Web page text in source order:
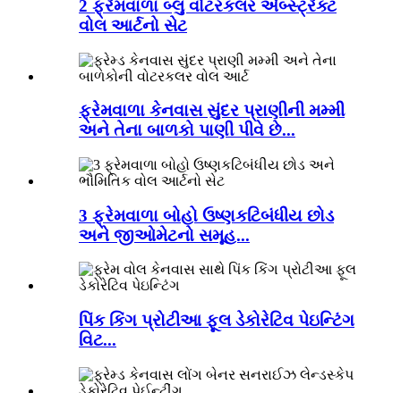
2 ફ્રેમવાળા બ્લુ વોટરકલર એબ્સ્ટ્રેક્ટ
વોલ આર્ટનો સેટ
ફ્રેમવાળા કેનવાસ સુંદર પ્રાણીની મમ્મી
અને તેના બાળકો પાણી પીવે છે...
3 ફ્રેમવાળા બોહો ઉષ્ણકટિબંધીય છોડ
અને જીઓમેટનો સમૂહ...
પિંક કિંગ પ્રોટીઆ ફૂલ ડેકોરેટિવ પેઇન્ટિંગ
વિટ...